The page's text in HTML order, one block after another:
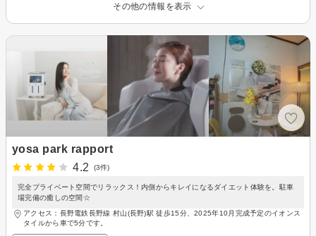
その他の情報を表示
yosa park rapport
4.2
(3件)
完全プライベート空間でリラックス！内側からキレイになるダイエット体験を。駐車
場完備の癒しの空間☆
アクセス：長野電鉄長野線 村山(長野)駅 徒歩15分、2025年10月完成予定のイオンス
タイルから車で5分です。